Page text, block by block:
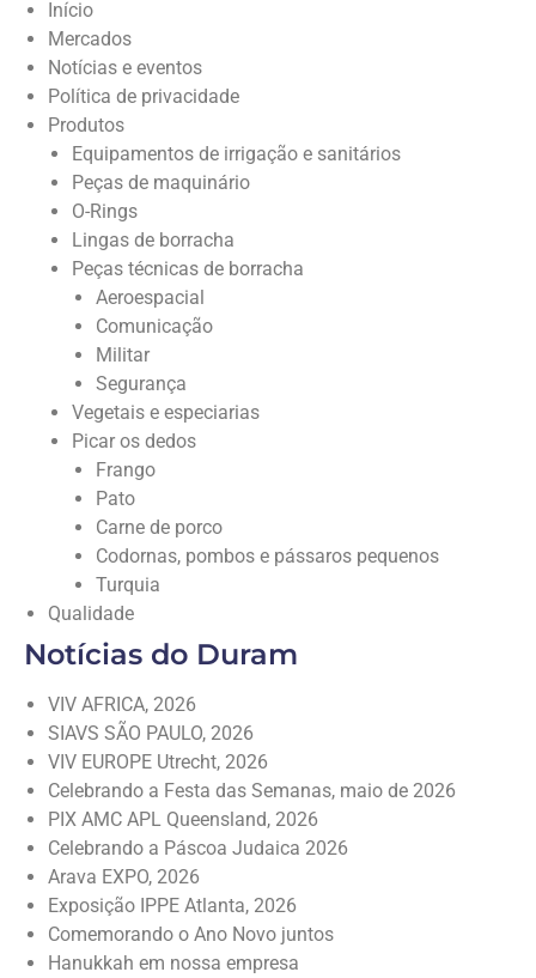
Início
Mercados
Notícias e eventos
Política de privacidade
Produtos
Equipamentos de irrigação e sanitários
Peças de maquinário
O-Rings
Lingas de borracha
Peças técnicas de borracha
Aeroespacial
Comunicação
Militar
Segurança
Vegetais e especiarias
Picar os dedos
Frango
Pato
Carne de porco
Codornas, pombos e pássaros pequenos
Turquia
Qualidade
Notícias do Duram
VIV AFRICA, 2026
SIAVS SÃO PAULO, 2026
VIV EUROPE Utrecht, 2026
Celebrando a Festa das Semanas, maio de 2026
PIX AMC APL Queensland, 2026
Celebrando a Páscoa Judaica 2026
Arava EXPO, 2026
Exposição IPPE Atlanta, 2026
Comemorando o Ano Novo juntos
Hanukkah em nossa empresa